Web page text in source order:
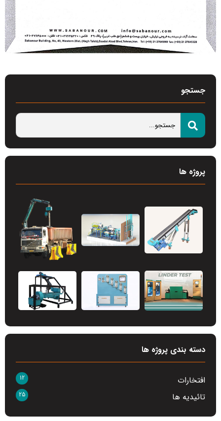
جستجو
پروژه ها
دسته بندی پروژه ها
افتخارات 12
تائیدیه ها 25